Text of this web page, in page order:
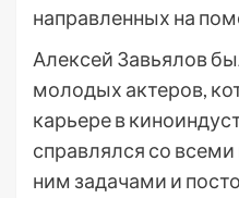
направленных на
Алексей Завьялов
молодых актеров,
карьере в
справлялся со
ним задачами и